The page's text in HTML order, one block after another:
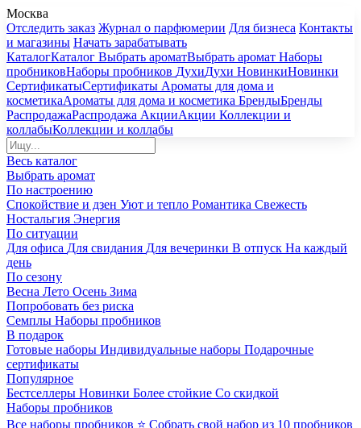
Москва
Отследить заказ Журнал о парфюмерии Для бизнеса Контакты
и магазины Начать зарабатывать
КаталогКаталог Выбрать ароматВыбрать аромат Наборы
пробниковНаборы пробников ДухиДухи НовинкиНовинки
СертификатыСертификаты Ароматы для дома и
косметикаАроматы для дома и косметика БрендыБренды
РаспродажаРаспродажа АкцииАкции Коллекции и
коллабыКоллекции и коллабы
Весь каталог
Выбрать аромат
По настроению
Спокойствие и дзен Уют и тепло Романтика Свежесть
Ностальгия Энергия
По ситуации
Для офиса Для свидания Для вечеринки В отпуск На каждый
день
По сезону
Весна Лето Осень Зима
Попробовать без риска
Семплы Наборы пробников
В подарок
Готовые наборы Индивидуальные наборы Подарочные
сертификаты
Популярное
Бестселлеры Новинки Более стойкие Со скидкой
Наборы пробников
Все наборы пробников ⭐ Собрать свой набор из 10 пробников